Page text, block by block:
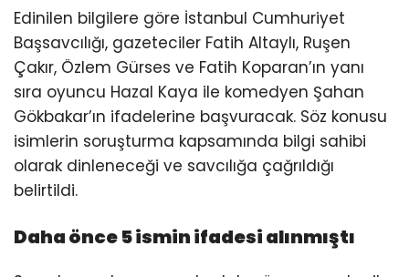
Edinilen bilgilere göre İstanbul Cumhuriyet
Başsavcılığı, gazeteciler Fatih Altaylı, Ruşen
Çakır, Özlem Gürses ve Fatih Koparan’ın yanı
sıra oyuncu Hazal Kaya ile komedyen Şahan
Gökbakar’ın ifadelerine başvuracak. Söz konusu
isimlerin soruşturma kapsamında bilgi sahibi
olarak dinleneceği ve savcılığa çağrıldığı
belirtildi.
Daha önce 5 ismin ifadesi alınmıştı